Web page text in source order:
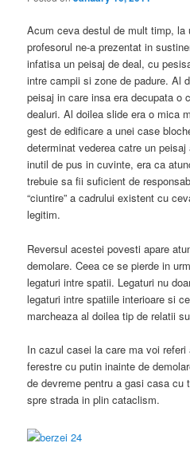
Acum ceva destul de mult timp, la
profesorul ne-a prezentat in
infatisa un peisaj de deal, cu
intre campii si zone de padure. Al
peisaj in care insa era decupata o
dealuri. Al doilea slide era o mica
gest de edificare a unei case
determinat vederea catre un
inutil de pus in cuvinte, era ca
trebuie sa fii suficient de
“ciuntire” a cadrului existent cu
legitim.
Reversul acestei povesti apare
demolare. Ceea ce se pierde in
legaturi intre spatii. Legaturi nu
legaturi intre spatiile interioare si
marcheaza al doilea tip de relatii
In cazul casei la care ma voi
ferestre cu putin inainte de
de devreme pentru a gasi casa cu
spre strada in plin cataclism.